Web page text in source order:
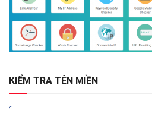
KIỂM TRA TÊN MIỀN